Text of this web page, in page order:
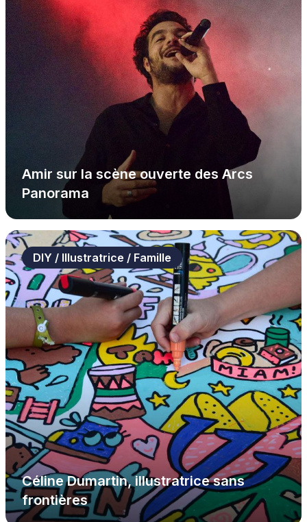
Amir sur la scène ouverte des Arcs
Panorama
DIY / Illustratrice / Famille
Céline Dumartin, illustratrice sans
frontières